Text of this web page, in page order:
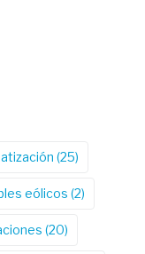
(25)
eólicos (2)
(20)